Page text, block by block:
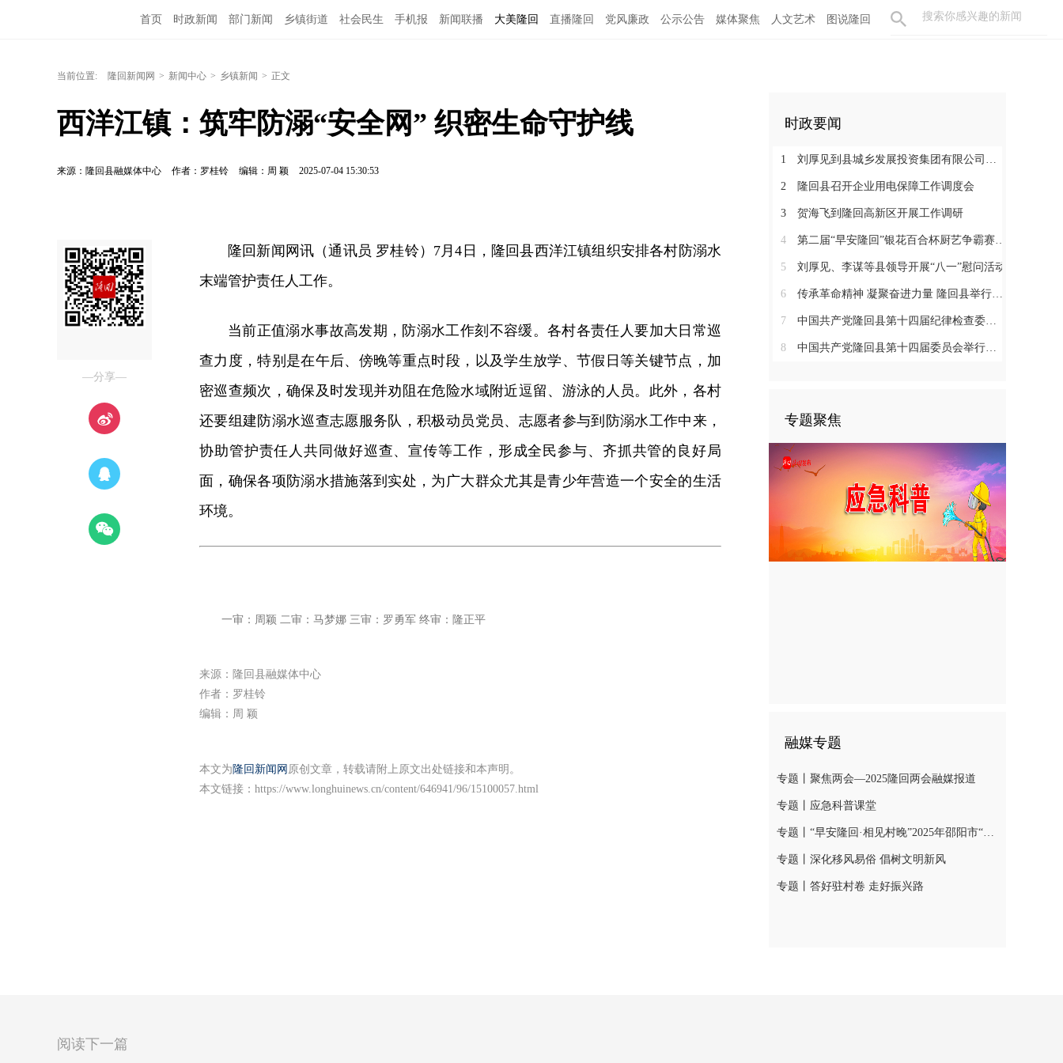
首页 时政新闻 部门新闻 乡镇街道 社会民生 手机报 新闻联播 大美隆回 直播隆回 党风廉政 公示公告 媒体聚焦 人文艺术 图说隆回
当前位置: 隆回新闻网 > 新闻中心 > 乡镇新闻 > 正文
西洋江镇：筑牢防溺“安全网” 织密生命守护线
来源：隆回县融媒体中心 作者：罗桂铃 编辑：周 颖 2025-07-04 15:30:53
—分享—
隆回新闻网讯（通讯员 罗桂铃）7月4日，隆回县西洋江镇组织安排各村防溺水
末端管护责任人工作。
当前正值溺水事故高发期，防溺水工作刻不容缓。各村各责任人要加大日常巡
查力度，特别是在午后、傍晚等重点时段，以及学生放学、节假日等关键节点，加
密巡查频次，确保及时发现并劝阻在危险水域附近逗留、游泳的人员。 此外，各村
还要组建防溺水巡查志愿服务队，积极动员党员、志愿者参与到防溺水工作中来，
协助管护责任人共同做好巡查、宣传等工作，形成全民参与、齐抓共管的良好局
面 ，确保各项防溺水措施落到实处，为广大群众尤其是青少年营造一个安全的生活
环境。
一审：周颖 二审：马梦娜 三审：罗勇军 终审：隆正平
来源：隆回县融媒体中心
作者：罗桂铃
编辑：周 颖
本文为 隆回新闻网 原创文章，转载请附上原文出处链接和本声明。
本文链接： https://www.longhuinews.cn/content/646941/96/15100057.html
时政要闻
1 刘厚见到县城乡发展投资集团有限公司调研
2 隆回县召开企业用电保障工作调度会
3 贺海飞到隆回高新区开展工作调研
4 第二届“早安隆回”银花百合杯厨艺争霸赛启动
5 刘厚见、李谋等县领导开展“八一”慰问活动
6 传承革命精神 凝聚奋进力量 隆回县举行纪念红军长征胜利90周年活动
7 中国共产党隆回县第十四届纪律检查委员会举行第一次全体会议
8 中国共产党隆回县第十四届委员会举行第一次全体会议
专题聚焦
融媒专题
专题丨聚焦两会—2025隆回两会融媒报道
专题丨应急科普课堂
专题丨“早安隆回·相见村晚”2025年邵阳市“我们的节日·春节”村晚示范展示活动
专题丨深化移风易俗 倡树文明新风
专题丨答好驻村卷 走好振兴路
阅读下一篇